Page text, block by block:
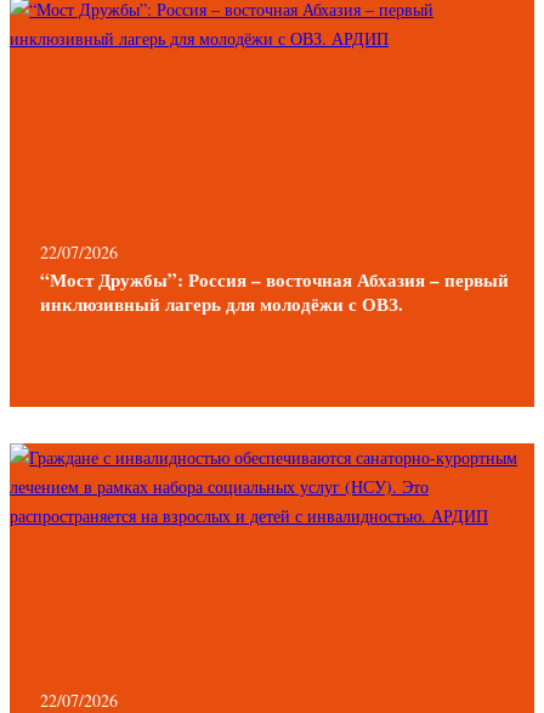
22/07/2026
“Мост Дружбы”: Россия – восточная Абхазия – первый
инклюзивный лагерь для молодёжи с ОВЗ.
22/07/2026